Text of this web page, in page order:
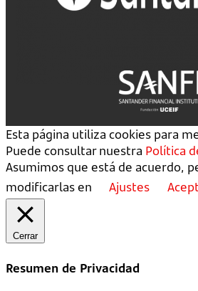
Esta página utiliza cookies para
Puede consultar nuestra Política
Asumimos que está de acuerdo,
modificarlas en
Ajustes
Cerrar
Resumen de Privacidad